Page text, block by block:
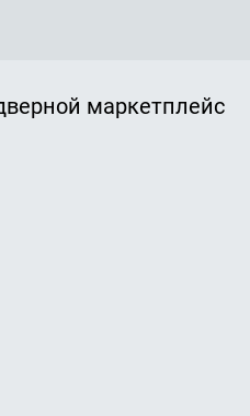
маркетплейс